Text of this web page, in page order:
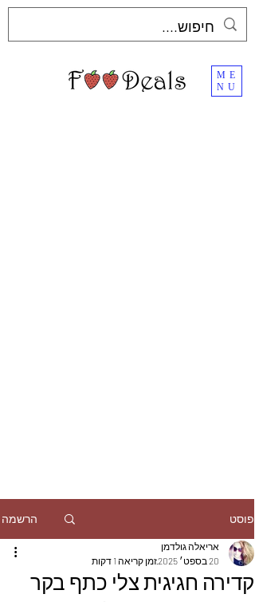
ME
NU
פוסט הרשמה
קדירה חגיגית צלי כתף בקר
אריאלה גולדמן
20 בספט׳ 2025
זמן קריאה 1 דקות